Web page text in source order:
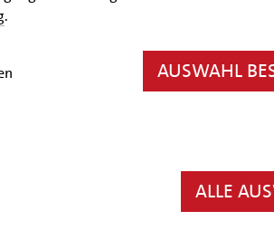
.
AUSWAHL
ALLE
Kontakt zwischen Ihnen und uns
anspruchsvollen Alltag unterstützen.
Der Newsletter beinhaltet: